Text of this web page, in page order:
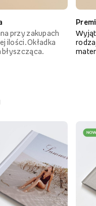
przy zakupach
ilości. Okładka
błyszcząca.